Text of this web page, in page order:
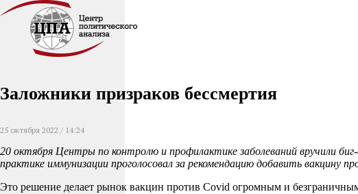
Заложники призраков бессмертия
25 октября 2022 / 14:24
20 октября Центры по контролю и профилактике заболеваний вручили
практике иммунизации проголосовал за рекомендацию добавить вакцину
Это решение делает рынок вакцин против Covid огромным и